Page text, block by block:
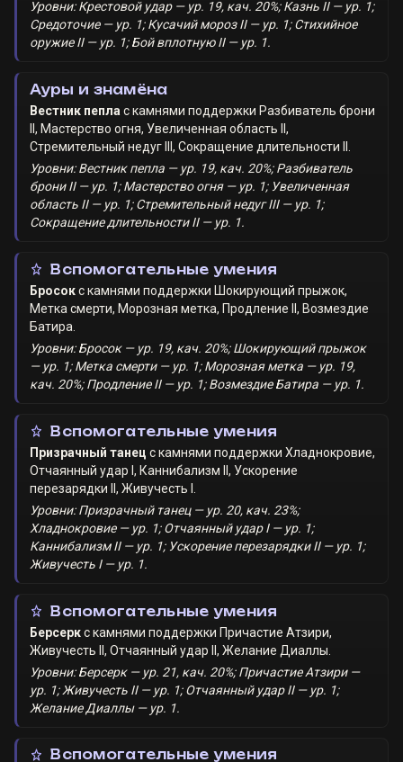
Уровни: Крестовой удар — ур. 19, кач. 20%; Казнь II — ур. 1;
Средоточие — ур. 1; Кусачий мороз II — ур. 1; Стихийное
оружие II — ур. 1; Бой вплотную II — ур. 1.
Ауры и знамёна
Вестник пепла с камнями поддержки Разбиватель брони
II, Мастерство огня, Увеличенная область II,
Стремительный недуг III, Сокращение длительности II
Уровни: Вестник пепла — ур. 19, кач. 20%; Разбиватель
брони II — ур. 1; Мастерство огня — ур. 1; Увеличенная
область II — ур. 1; Стремительный недуг III — ур. 1;
Сокращение длительности II — ур. 1.
Вспомогательные умения
Бросокс камнями поддержки Шокирующий прыжок,
Метка смерти, Морозная метка, Продление II, Возмездие
Батира
Уровни: Бросок — ур. 19, кач. 20%; Шокирующий прыжок
— ур. 1; Метка смерти — ур. 1; Морозная метка — ур. 19,
кач. 20%; Продление II — ур. 1; Возмездие Батира — ур. 1.
Вспомогательные умения
Призрачный танец с камнями поддержки Хладнокровие,
Отчаянный удар I, Каннибализм II, Ускорение
перезарядки II, Живучесть I
Уровни: Призрачный танец — ур. 20, кач. 23%;
Хладнокровие — ур. 1; Отчаянный удар I — ур. 1;
Каннибализм II — ур. 1; Ускорение перезарядки II — ур. 1;
Живучесть I — ур. 1.
Вспомогательные умения
Берсеркс камнями поддержки Причастие Атзири,
Живучесть II, Отчаянный удар II, Желание Диаллы
Уровни: Берсерк — ур. 21, кач. 20%; Причастие Атзири —
ур. 1; Живучесть II — ур. 1; Отчаянный удар II — ур. 1;
Желание Диаллы — ур. 1.
Вспомогательные умения